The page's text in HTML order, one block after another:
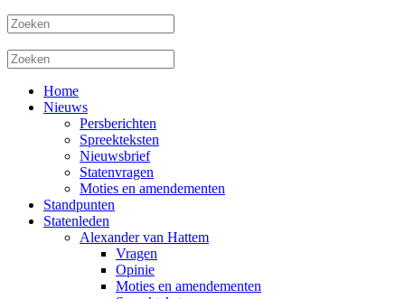
Home
Nieuws
Persberichten
Spreekteksten
Nieuwsbrief
Statenvragen
Moties en amendementen
Standpunten
Statenleden
Alexander van Hattem
Vragen
Opinie
Moties en amendementen